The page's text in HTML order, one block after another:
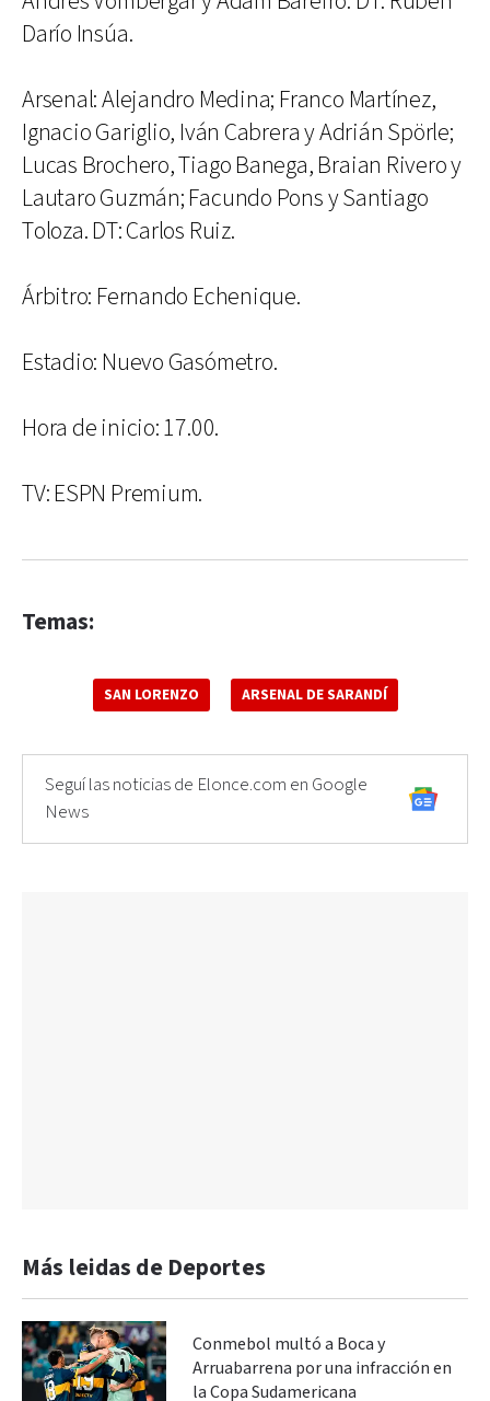
Darío Insúa.
Arsenal: Alejandro Medina; Franco Martínez,
Ignacio Gariglio, Iván Cabrera y Adrián Spörle;
Lucas Brochero, Tiago Banega, Braian Rivero y
Lautaro Guzmán; Facundo Pons y Santiago
Toloza. DT: Carlos Ruiz.
Árbitro: Fernando Echenique.
Estadio: Nuevo Gasómetro.
Hora de inicio: 17.00.
TV: ESPN Premium.
Temas:
SAN LORENZO ARSENAL DE SARANDÍ
Seguí las noticias de Elonce.com en Google
News
Más leidas de Deportes
Conmebol multó a Boca y
Arruabarrena por una infracción en
la Copa Sudamericana